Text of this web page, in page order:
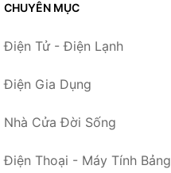
CHUYÊN MỤC
Điện Tử - Điện Lạnh
Điện Gia Dụng
Nhà Cửa Đời Sống
Điện Thoại - Máy Tính Bảng